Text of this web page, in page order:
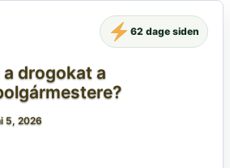
drogokat a
5, 2026
62 dage siden